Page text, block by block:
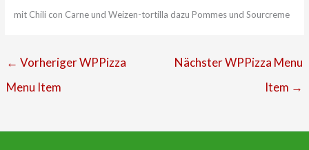
mit Chili con Carne und Weizen-tortilla dazu Pommes und Sourcreme
← Vorheriger WPPizza
Menu Item
Nächster WPPizza Menu
Item →